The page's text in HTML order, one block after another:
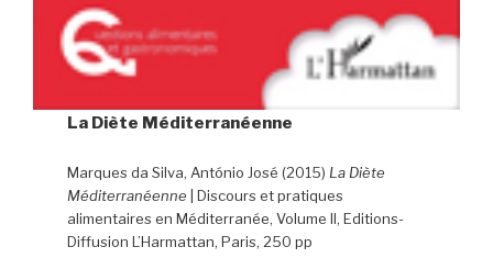
La Diète Méditerranéenne
Marques da Silva, António José (2015) La Diète
Méditerranéenne | Discours et pratiques
alimentaires en Méditerranée, Volume II, Editions-
Diffusion L’Harmattan, Paris, 250 pp